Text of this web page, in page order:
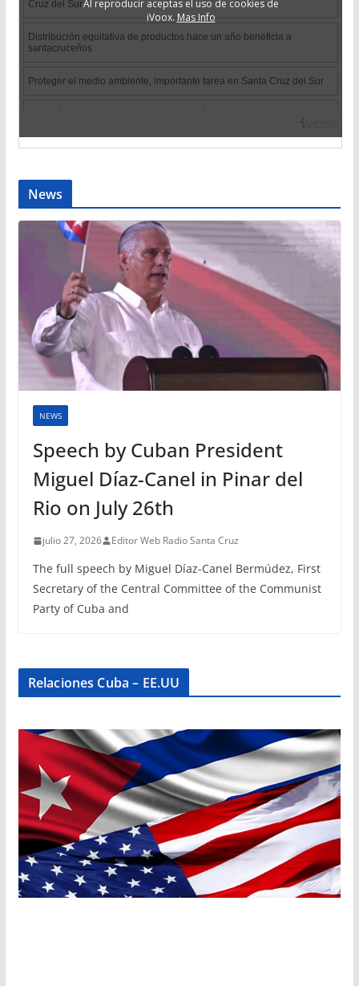
News
NEWS
Speech by Cuban President
Miguel Díaz-Canel in Pinar del
Rio on July 26th
julio 27, 2026 Editor Web Radio Santa Cruz
The full speech by Miguel Díaz-Canel Bermúdez, First
Secretary of the Central Committee of the Communist
Party of Cuba and
Relaciones Cuba – EE.UU